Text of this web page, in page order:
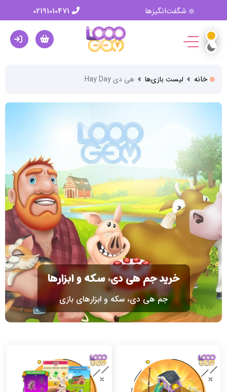
شگفت‌انگیزها
خانه لیست بازی‌ها هی دی Hay Day
خرید جم هی دی، سکه و ابزارها
جم هی دی، سکه و ابزارهای بازی